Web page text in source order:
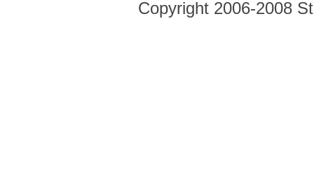
Copyright 2006-2008